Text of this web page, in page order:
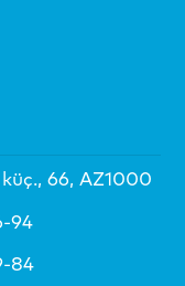
66, AZ1000
94
84